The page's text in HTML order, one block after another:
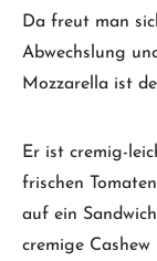
Da freut man
Abwechslung
Mozzarella ist
Er ist cremig-
frischen
auf ein
cremige